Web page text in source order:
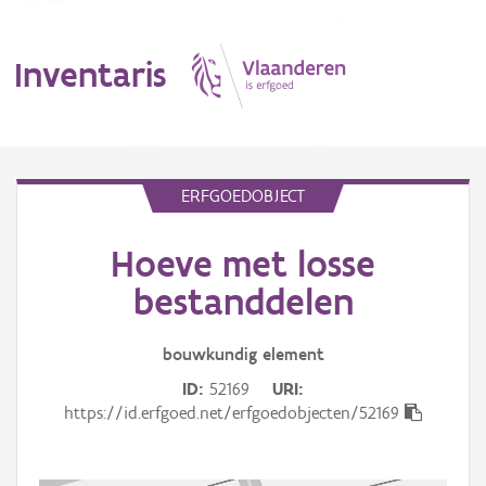
Inventaris
Aanduidingsobject
ERFGOEDOBJECT
Hoeve met losse
bestanddelen
bouwkundig element
ID 52169
URI
https://id.erfgoed.net/erfgoedobjecten/52169